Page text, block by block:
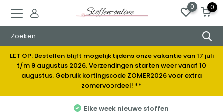
0 0
LET OP: Bestellen blijft mogelijk tijdens onze vakantie van 17 juli
t/m 9 augustus 2026. Verzendingen starten weer vanaf 10
augustus. Gebruik kortingscode ZOMER2026 voor extra
zomervoordeel! **
Elke week nieuwe stoffen